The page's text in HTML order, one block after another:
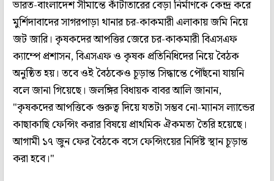
ভারত-বাংলাদেশ সীমান্তে কাঁটাতারের বেড়া নির্মাণকে কেন্দ্র করে
মুর্শিদাবাদের সাগরপাড়া থানার চর-কাকমারী এলাকায় জমি নিয়ে
জট জারি। কৃষকদের আপত্তির জেরে চর-কাকমারী বিএসএফ
ক্যাম্পে প্রশাসন, বিএসএফ ও কৃষক প্রতিনিধিদের নিয়ে বৈঠক
অনুষ্ঠিত হয়। তবে ওই বৈঠকেও চূড়ান্ত সিদ্ধান্তে পৌঁছনো যায়নি
বলে জানা গিয়েছে। জলঙ্গির বিধায়ক বাবর আলি জানান,
"কৃষকদের আপত্তিকে গুরুত্ব দিয়ে যতটা সম্ভব নো-ম্যানস ল্যান্ডের
কাছাকাছি ফেন্সিং করার বিষয়ে প্রাথমিক ঐকমত্য তৈরি হয়েছে।
আগামী ১৭ জুন ফের বৈঠকে বসে ফেন্সিংয়ের নির্দিষ্ট স্থান চূড়ান্ত
করা হবে।"